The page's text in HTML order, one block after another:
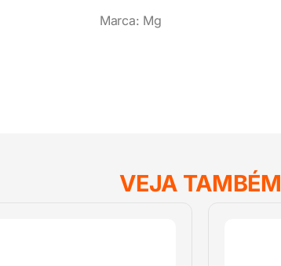
Marca: Mg
VEJA TAMBÉM